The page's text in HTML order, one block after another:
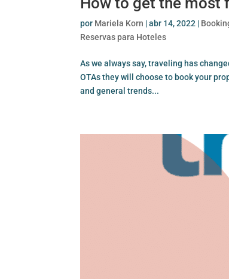
por Mariela Korn |abr 14, 2022 |
Reservas para Hoteles
As we always say, traveling has
OTAs they will choose to book your
and general trends...